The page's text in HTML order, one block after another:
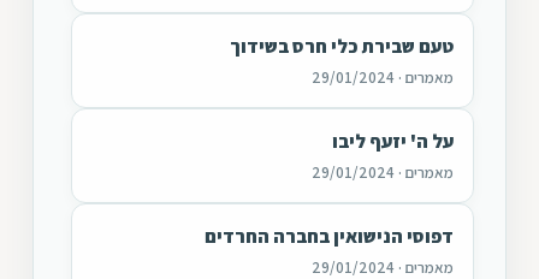
טעם שבירת כלי חרס בשידוך
מאמרים · 29/01/2024
על ה' יזעף ליבו
מאמרים · 29/01/2024
דפוסי הנישואין בחברה החרדים
מאמרים · 29/01/2024